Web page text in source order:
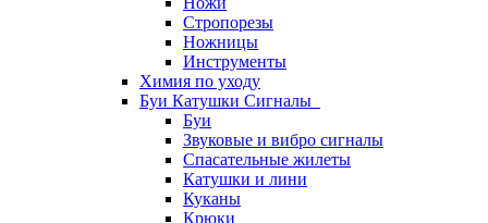
Стропорезы
Ножницы
Инструменты
Химия по уходу
Буи Катушки Сигналы
Буи
Звуковые и вибро сигналы
Спасательные жилеты
Катушки и лини
Куканы
Крюки